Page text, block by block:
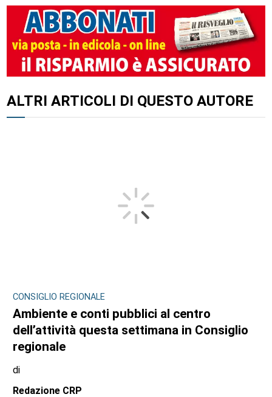
ALTRI ARTICOLI DI QUESTO AUTORE
CONSIGLIO REGIONALE
Ambiente e conti pubblici al centro
dell’attività questa settimana in Consiglio
regionale
di
Redazione CRP